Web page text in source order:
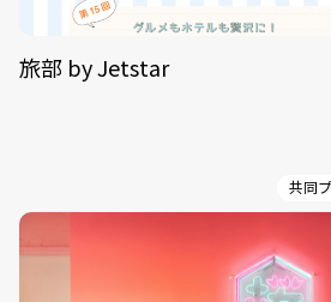
旅部 by Jetstar
共同